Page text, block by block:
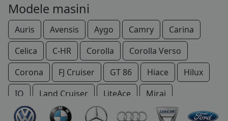
Modele masini
Auris Avensis Aygo Camry
Carina
Celica
C-HR Corolla
Corolla Verso
Corona
FJ Cruiser GT 86 Hiace
Hilux
IQ
Land Cruiser LiteAce
Mirai
Modell F
MR Paseo Picnic
Previa